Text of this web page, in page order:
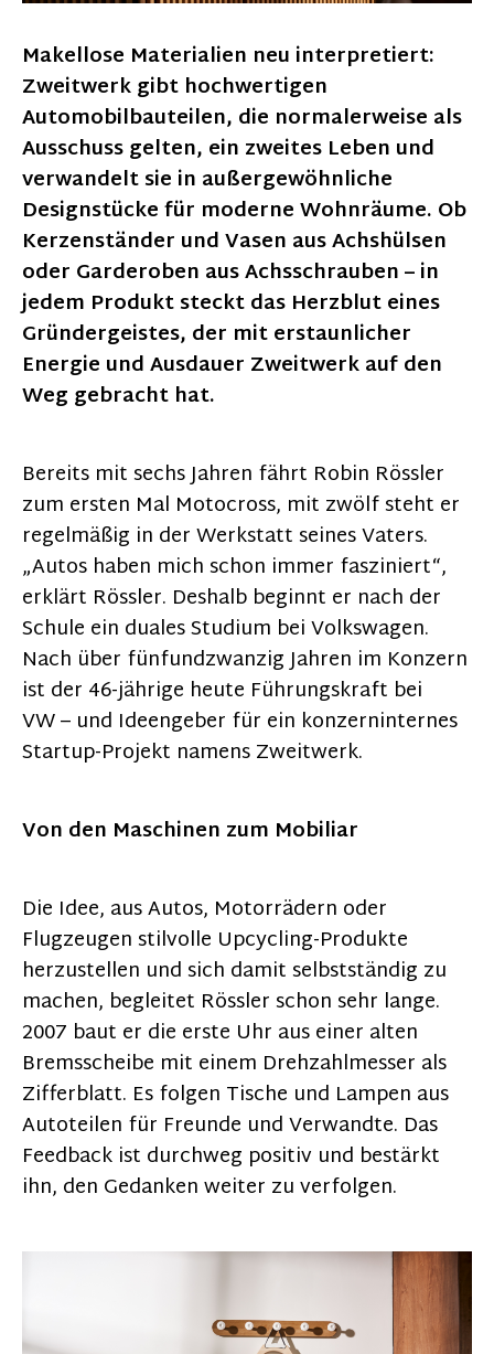
Makellose Materialien neu interpretiert:
Zweitwerk gibt hochwertigen
Automobilbauteilen, die normalerweise als
Ausschuss gelten, ein zweites Leben und
verwandelt sie in außergewöhnliche
Designstücke für moderne Wohnräume. Ob
Kerzenständer und Vasen aus Achshülsen
oder Garderoben aus Achsschrauben – in
jedem Produkt steckt das Herzblut eines
Gründergeistes, der mit erstaunlicher
Energie und Ausdauer Zweitwerk auf den
Weg gebracht hat.
Bereits mit sechs Jahren fährt Robin Rössler
zum ersten Mal Motocross, mit zwölf steht er
regelmäßig in der Werkstatt seines Vaters.
„Autos haben mich schon immer fasziniert“,
erklärt Rössler. Deshalb beginnt er nach der
Schule ein duales Studium bei Volkswagen.
Nach über fünfundzwanzig Jahren im Konzern
ist der 46-jährige heute Führungskraft bei
VW – und Ideengeber für ein konzerninternes
Startup-Projekt namens Zweitwerk.
Von den Maschinen zum Mobiliar
Die Idee, aus Autos, Motorrädern oder
Flugzeugen stilvolle Upcycling-Produkte
herzustellen und sich damit selbstständig zu
machen, begleitet Rössler schon sehr lange.
2007 baut er die erste Uhr aus einer alten
Bremsscheibe mit einem Drehzahlmesser als
Zifferblatt. Es folgen Tische und Lampen aus
Autoteilen für Freunde und Verwandte. Das
Feedback ist durchweg positiv und bestärkt
ihn, den Gedanken weiter zu verfolgen.